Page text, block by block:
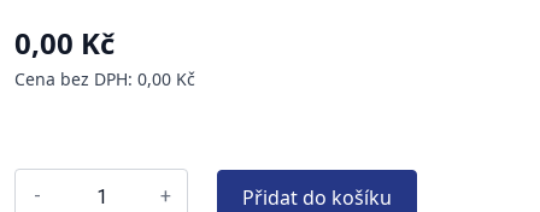
0,00 Kč
Cena bez DPH: 0,00 Kč
- + Přidat do košíku